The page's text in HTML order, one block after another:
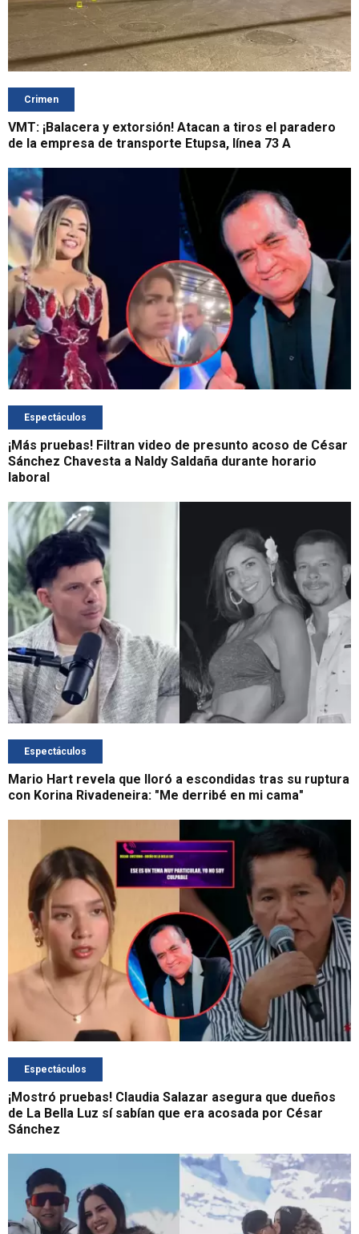
Crimen
VMT: ¡Balacera y extorsión! Atacan a tiros el paradero
de la empresa de transporte Etupsa, línea 73 A
Espectáculos
¡Más pruebas! Filtran video de presunto acoso de César
Sánchez Chavesta a Naldy Saldaña durante horario
laboral
Espectáculos
Mario Hart revela que lloró a escondidas tras su ruptura
con Korina Rivadeneira: "Me derribé en mi cama"
Espectáculos
¡Mostró pruebas! Claudia Salazar asegura que dueños
de La Bella Luz sí sabían que era acosada por César
Sánchez